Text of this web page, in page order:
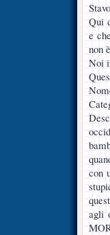
Qui
e
non
Noi
con
agli